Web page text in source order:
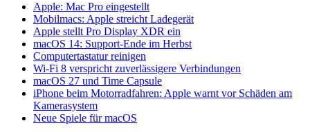
Apple: Mac Pro eingestellt
Mobilmacs: Apple streicht Ladegerät
Apple stellt Pro Display XDR ein
macOS 14: Support-Ende im Herbst
Computertastatur reinigen
Wi-Fi 8 verspricht zuverlässigere Verbindungen
macOS 27 und Time Capsule
iPhone beim Motorradfahren: Apple warnt vor Schäden am
Kamerasystem
Neue Spiele für macOS